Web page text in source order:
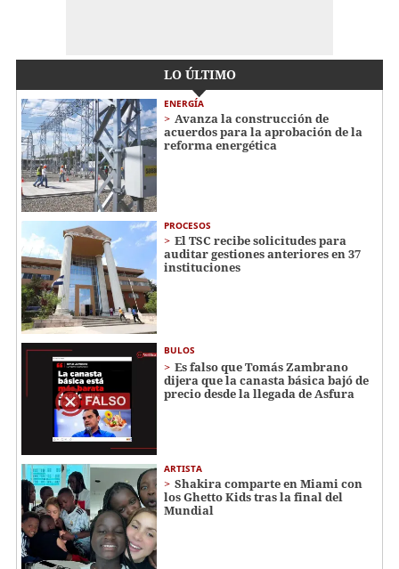
LO ÚLTIMO
ENERGÍA
Avanza la construcción de
acuerdos para la aprobación de la
reforma energética
PROCESOS
El TSC recibe solicitudes para
auditar gestiones anteriores en 37
instituciones
BULOS
Es falso que Tomás Zambrano
dijera que la canasta básica bajó de
precio desde la llegada de Asfura
ARTISTA
Shakira comparte en Miami con
los Ghetto Kids tras la final del
Mundial